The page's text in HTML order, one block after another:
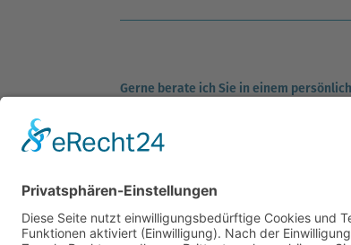
Gerne berate ich Sie in einem
Ich bin für Sie da.